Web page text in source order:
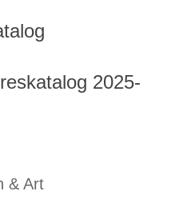
2025-
& Art